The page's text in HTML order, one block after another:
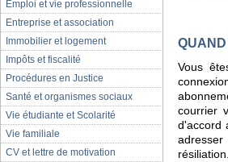
Emploi et vie professionnelle
Entreprise et association
Immobilier et logement
Impôts et fiscalité
Procédures en Justice
Santé et organismes sociaux
Vie étudiante et Scolarité
Vie familiale
CV et lettre de motivation
Vous
courrier
d'accord